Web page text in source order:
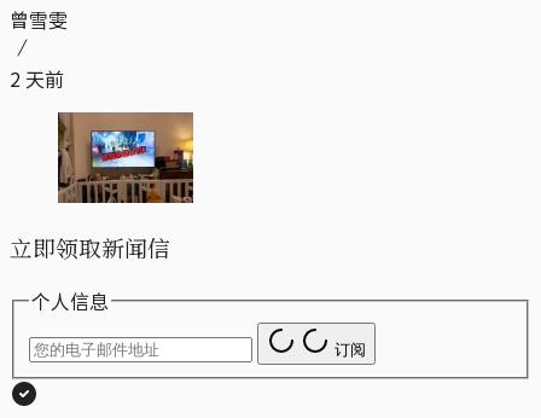
曾雪雯
2 天前
立即领取新闻信
个人信息
订阅